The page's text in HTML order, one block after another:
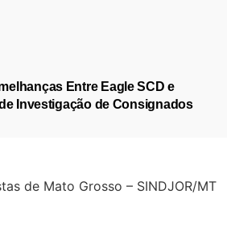
Entre Eagle SCD e
Investigação de Consignados
de Mato Grosso – SINDJOR/MT